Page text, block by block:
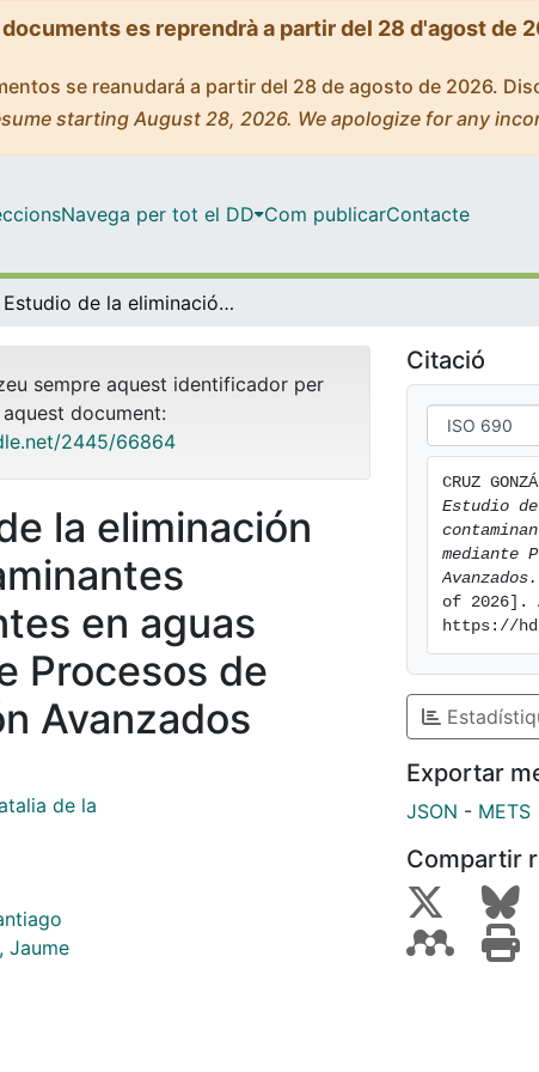
es reprendrà a partir del 28 d'agost de
se reanudará a partir del 28 de agosto de 2026.
starting August 28, 2026. We apologize for any
Navega per tot el DD Com publicarContacte
Estudio de la eliminación de contaminantes emergentes en aguas mediante Procesos de Oxidación Avanzados
sempre aquest identificador per
document:
2445/66864
la eliminación
en aguas
Procesos de
Avanzados
de la
Jaume
Citació
Estudio
mediante
Avanzados.
of 2026].
https://
Exportar
JSON - METS
Compartir